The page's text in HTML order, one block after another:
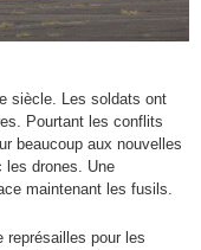
siècle. Les soldats ont
Pourtant les conflits
beaucoup aux nouvelles
les drones. Une
maintenant les fusils.
représailles pour les